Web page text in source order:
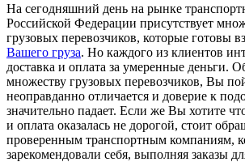
На сегодняшний день на рынке
Российской Федерации присутствует
грузовых перевозчиков, которые готовы
Вашего груза. Но каждого из клиентов
доставка и оплата за умеренные деньги.
множеству грузовых перевозчиков, Вы
неоправданно отличается и доверие к
значительно падает. Если же Вы хотите
и оплата оказалась не дорогой, стоит
проверенным транспортным компаниям,
зарекомендовали себя, выполняя заказы